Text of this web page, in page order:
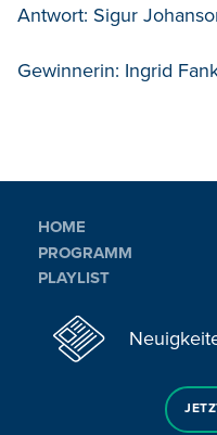
Antwort: Sigur
Gewinnerin: Ingrid
HOME
PROGRAMM
PLAYLIST